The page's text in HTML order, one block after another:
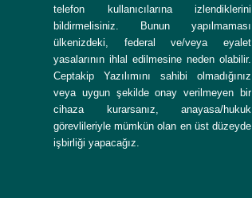
telefon kullanıcılarına izlendiklerini
bildirmelisiniz. Bunun yapılmaması
ülkenizdeki, federal ve/veya eyalet
yasalarının ihlal edilmesine neden olabilir.
Ceptakip Yazılımını sahibi olmadığınız
veya uygun şekilde onay verilmeyen bir
cihaza kurarsanız, anayasa/hukuk
görevlileriyle mümkün olan en üst düzeyde
işbirliği yapacağız.